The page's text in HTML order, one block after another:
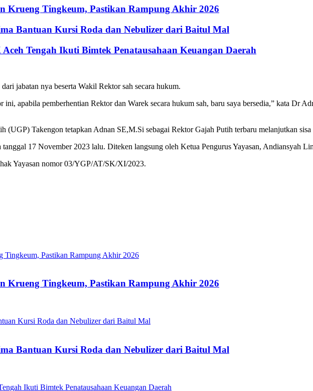
Krueng Tingkeum, Pastikan Rampung Akhir 2026
Bantuan Kursi Roda dan Nebulizer dari Baitul Mal
Tengah Ikuti Bimtek Penatausahaan Keuangan Daerah
jabatan nya beserta Wakil Rektor sah secara hukum.
ini, apabila pemberhentian Rektor dan Warek secara hukum sah, baru saya bersedia,” kata Dr
(UGP) Takengon tetapkan Adnan SE,M.Si sebagai Rektor Gajah Putih terbaru melanjutkan
17 November 2023 lalu. Diteken langsung oleh Ketua Pengurus Yayasan, Andiansyah
Yayasan nomor 03/YGP/AT/SK/XI/2023.
Krueng Tingkeum, Pastikan Rampung Akhir 2026
Bantuan Kursi Roda dan Nebulizer dari Baitul Mal